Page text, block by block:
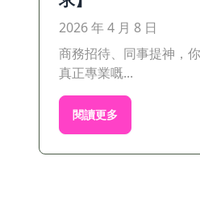
2026 年 4 月 8 日
商務招待、同事提神，
真正專業嘅...
閱讀更多